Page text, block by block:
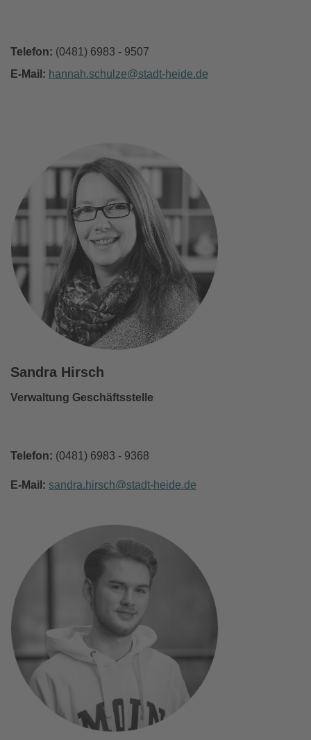
Telefon: (0481) 6983 - 9507
E-Mail: hannah.schulze stadt-heide de
Sandra Hirsch
Verwaltung Geschäftsstelle
Telefon: (0481) 6983 - 9368
E-Mail: sandra.hirsch stadt-heide de